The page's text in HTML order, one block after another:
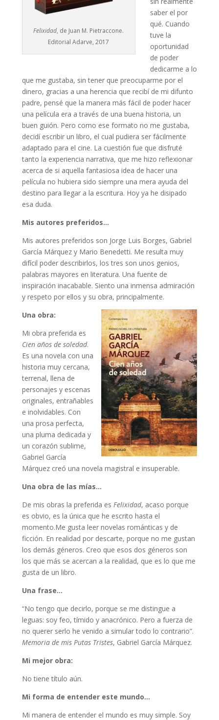
Felixidad, de Juan M. Pietraccone.
Editorial Adarve, 2017
saber el por
qué. Cuando
tuve la
oportunidad
de poder
dedicarme a lo
que me gustaba, sin tener que preocuparme por el
dinero, gracias a una herencia que recibí de mi difunto
padre, pensé que la manera más fácil de poder hacer
una película era a través de una buena historia, un
buen guión. Pero como ese formato no me gustaba,
decidí escribir un libro, el cual pudiera ser fácilmente
adaptado para el cine. La cuestión fue que disfruté
tanto la experiencia narrativa, que me hizo reflexionar
acerca de si aquella fantasiosa idea de hacer una
película no hubiera sido siempre una mera ayuda del
destino para llegar a la escritura. Hoy ya he disipado
esa duda.
Mis autores preferidos…
Mis autores preferidos son Jorge Luis Borges, Gabriel
García Márquez y Mario Benedetti. Me resulta muy
difícil poder describirlos, los tres son unos genios,
palabras mayores en literatura. Una fuente de
inspiración inacabable. Siento una inmensa admiración
y respeto por ellos y su obra, principalmente.
Una obra:
Mi obra preferida es
Cien años de soledad.
Es una novela con una
historia muy cercana,
terrenal, llena de
personajes y escenas
originales, entrañables
e inolvidables. Con
una prosa perfecta,
una pluma dedicada y
un corazón sublime,
Gabriel García
Márquez creó una novela magistral e insuperable.
Una obra de las mías…
De mis obras la preferida es Felixidad, acaso porque
es obvio, es la única que he escrito hasta el
momento.Me gusta leer novelas románticas y de
ficción. En realidad por descarte, porque no me gustan
los demás géneros. Creo que esos dos géneros son
los que más se acercan a la realidad, que es lo que me
gusta de un libro.
Una frase…
“No tengo que decirlo, porque se me distingue a
leguas: soy feo, tímido y anacrónico. Pero a fuerza de
no querer serlo he venido a simular todo lo contrario”.
Memoria de mis Putas Tristes, Gabriel García Márquez.
Mi mejor obra:
No tiene título aún.
Mi forma de entender este mundo…
Mi manera de entender el mundo es muy simple. Soy